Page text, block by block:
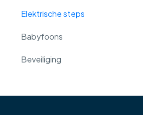
Elektrische steps
Babyfoons
Beveiliging